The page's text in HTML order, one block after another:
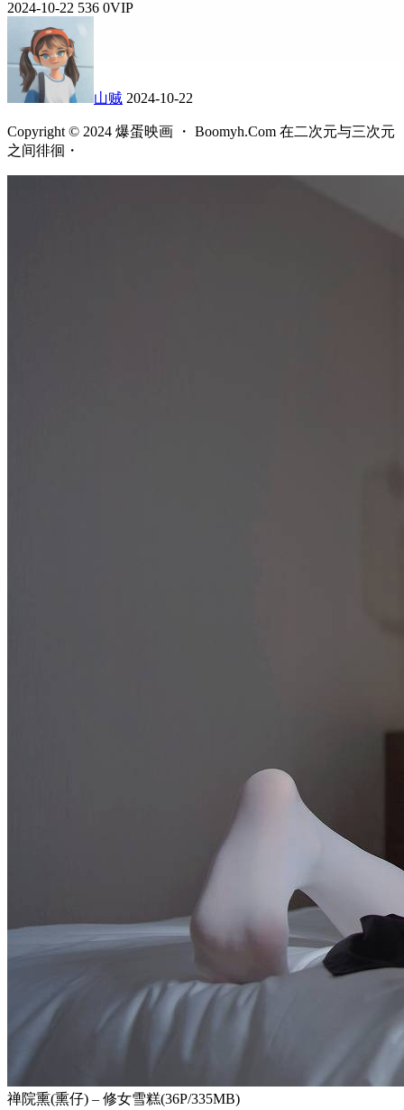
2024-10-22 536 0VIP
山贼 2024-10-22
Copyright © 2024 爆蛋映画 ・ Boomyh.Com 在二次元与三次元
之间徘徊・
禅院熏(熏仔) – 修女雪糕(36P/335MB)